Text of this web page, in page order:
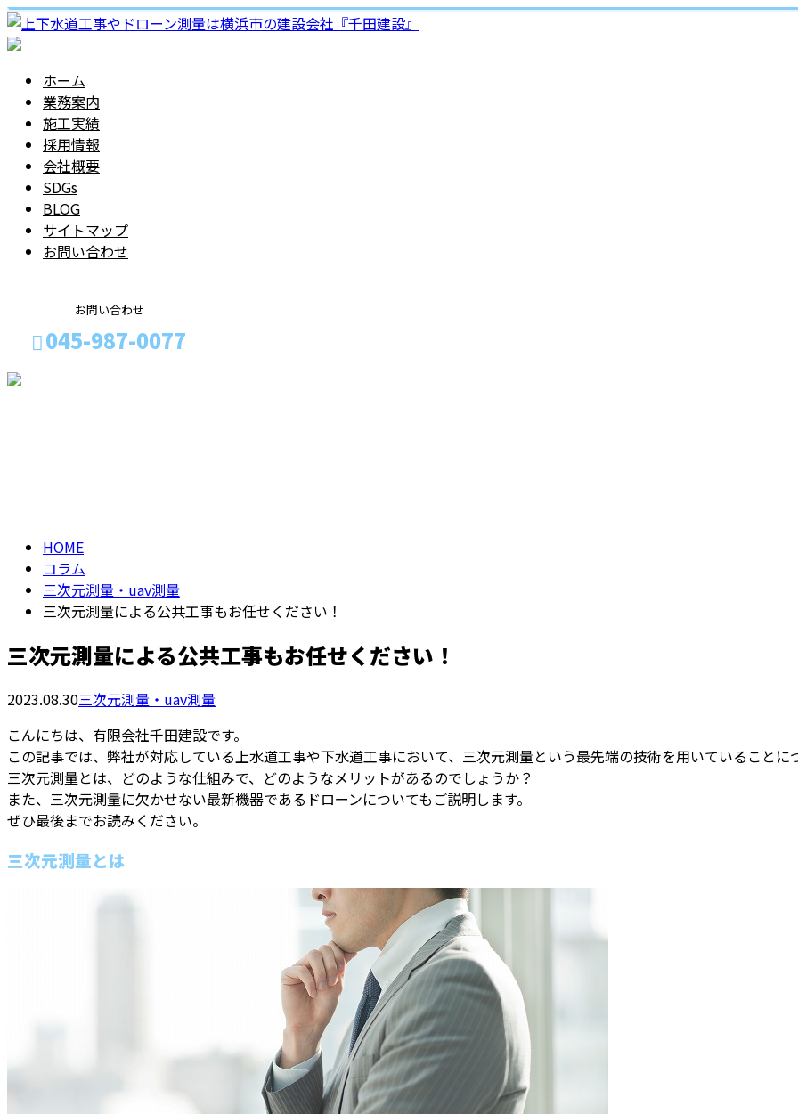
ホーム
業務案内
施工実績
採用情報
会社概要
SDGs
BLOG
サイトマップ
お問い合わせ
お問い合わせ
045-987-0077
HOME
コラム
三次元測量・uav測量
三次元測量による公共工事もお任せください！
三次元測量による公共工事もお任せください！
2023.08.30三次元測量・uav測量
こんにちは、有限会社千田建設です。
この記事では、弊社が対応している上水道工事や下水道工事において、三次元測量という最先端の技術を用いていることに
三次元測量とは、どのような仕組みで、どのようなメリットがあるのでしょうか？
また、三次元測量に欠かせない最新機器であるドローンについてもご説明します。
ぜひ最後までお読みください。
三次元測量とは